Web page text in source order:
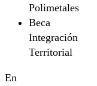
Polimetales
Beca
Integración
Territorial
En